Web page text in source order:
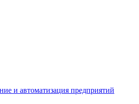
и автоматизация предприятий